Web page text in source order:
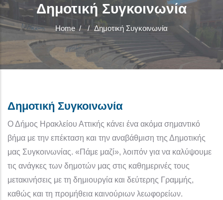
Δημοτική Συγκοινωνία
Home / / Δημοτική Συγκοινωνία
Δημοτική Συγκοινωνία
Ο Δήμος Ηρακλείου Αττικής κάνει ένα ακόμα σημαντικό
βήμα με την επέκταση και την αναβάθμιση της Δημοτικής
μας Συγκοινωνίας. «Πάμε μαζί», λοιπόν για να καλύψουμε
τις ανάγκες των δημοτών μας στις καθημερινές τους
μετακινήσεις με τη δημιουργία και δεύτερης Γραμμής,
καθώς και τη προμήθεια καινούριων λεωφορείων.